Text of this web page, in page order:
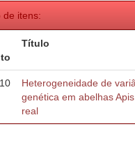
de itens:
Título
Heterogeneidade de
genética em abelhas
real